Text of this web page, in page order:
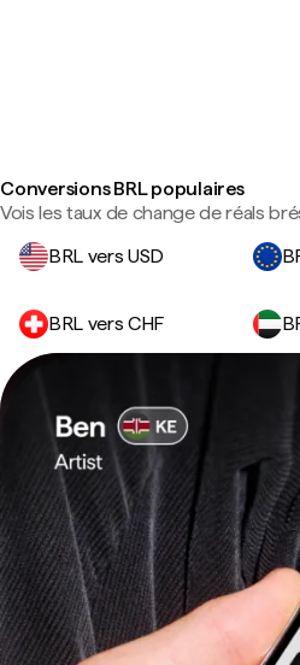
Conversions BRL populaires
Vois les taux de change de réals
BRL vers USD
BRL vers CHF